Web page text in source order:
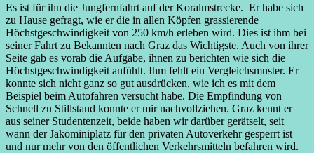
Es ist für ihn die Jungfernfahrt auf der Koralmstrecke. Er habe sich
zu Hause gefragt, wie er die in allen Köpfen grassierende
Höchstgeschwindigkeit von 250 km/h erleben wird. Dies ist ihm bei
seiner Fahrt zu Bekannten nach Graz das Wichtigste. Auch von ihrer
Seite gab es vorab die Aufgabe, ihnen zu berichten wie sich die
Höchstgeschwindigkeit anfühlt. Ihm fehlt ein Vergleichsmuster. Er
konnte sich nicht ganz so gut ausdrücken, wie ich es mit dem
Beispiel beim Autofahren versucht habe. Die Empfindung von
Schnell zu Stillstand konnte er mir nachvollziehen. Graz kennt er
aus seiner Studentenzeit, beide haben wir darüber gerätselt, seit
wann der Jakominiplatz für den privaten Autoverkehr gesperrt ist
und nur mehr von den öffentlichen Verkehrsmitteln befahren wird.